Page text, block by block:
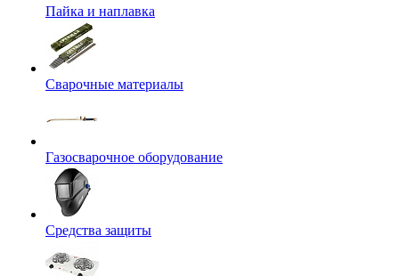
Пайка и наплавка
Сварочные материалы
Газосварочное оборудование
Средства защиты